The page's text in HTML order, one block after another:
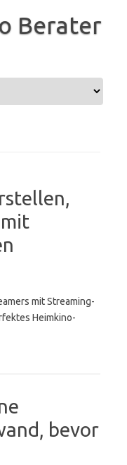
Berater
mit Streaming-
Heimkino-
bevor